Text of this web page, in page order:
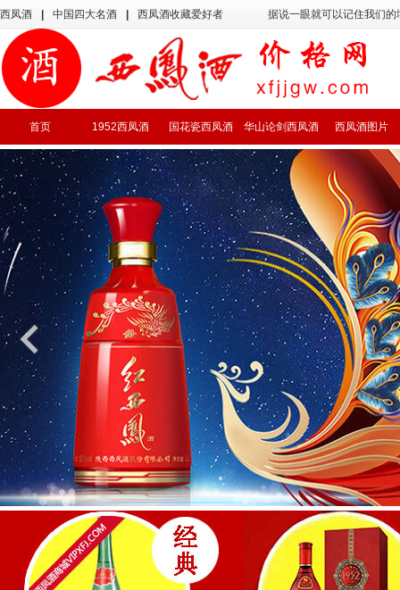
西凤酒 中国四大名酒 西凤酒收藏爱好者 据说一眼就可以记住我们
首页 1952西凤酒 国花瓷西凤酒 华山论剑西凤酒 西凤酒图片